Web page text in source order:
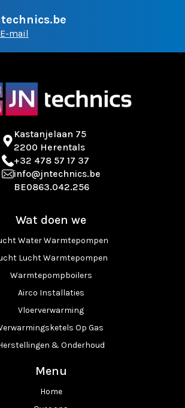
mail
Kastanjelaan 75
2200 Herentals
+32 478 57 17 37
info@jntechnics.be
BE0863.042.256
Wat doen we
Water Warmtepompen
Lucht Warmtepompen
Warmtepompboilers
Airco Installaties
Vloerverwarming
Op Gas
& Onderhoud
Menu
Home